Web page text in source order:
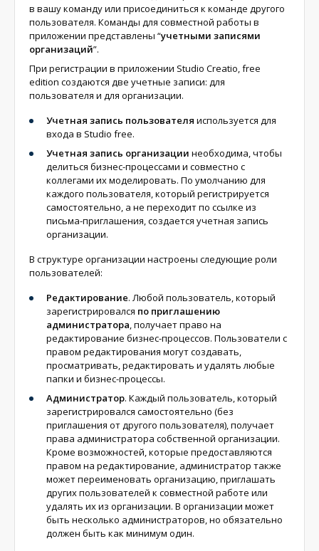
в вашу команду или присоединиться к команде другого
пользователя. Команды для совместной работы в
приложении представлены “учетными записями
организаций”.
При регистрации в приложении Studio Creatio, free
edition создаются две учетные записи: для
пользователя и для организации.
Учетная запись пользователя используется для
входа в Studio free.
Учетная запись организации необходима, чтобы
делиться бизнес-процессами и совместно с
коллегами их моделировать. По умолчанию для
каждого пользователя, который регистрируется
самостоятельно, а не переходит по ссылке из
письма-приглашения, создается учетная запись
организации.
В структуре организации настроены следующие роли
пользователей:
Редактирование. Любой пользователь, который
зарегистрировался по приглашению
администратора, получает право на
редактирование бизнес-процессов. Пользователи с
правом редактирования могут создавать,
просматривать, редактировать и удалять любые
папки и бизнес-процессы.
Администратор. Каждый пользователь, который
зарегистрировался самостоятельно (без
приглашения от другого пользователя), получает
права администратора собственной организации.
Кроме возможностей, которые предоставляются
правом на редактирование, администратор также
может переименовать организацию, приглашать
других пользователей к совместной работе или
удалять их из организации. В организации может
быть несколько администраторов, но обязательно
должен быть как минимум один.